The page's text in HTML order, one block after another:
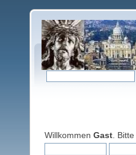
Willkommen Gast . Bitte